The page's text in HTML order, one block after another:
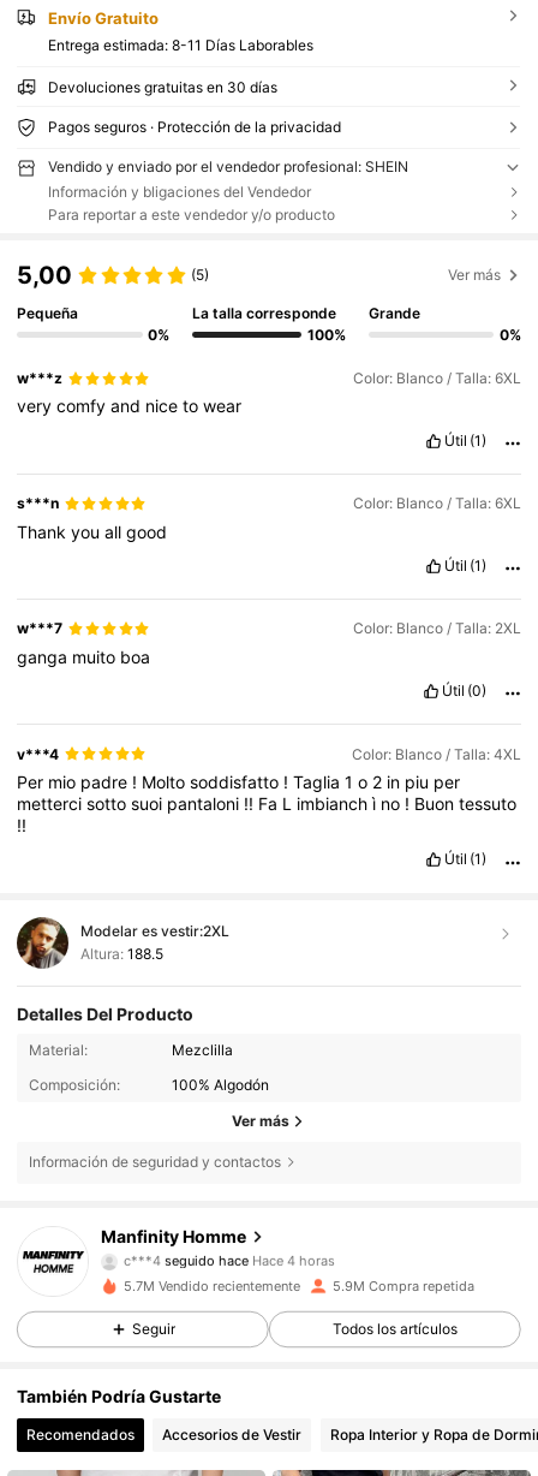
Envío Gratuito
Entrega estimada: 8-11 Días Laborables
Devoluciones gratuitas en 30 días
Pagos seguros · Protección de la privacidad
Vendido y enviado por el vendedor profesional: SHEIN
Información y bligaciones del Vendedor
Para reportar a este vendedor y/o producto
5,00 (5) Ver más
Pequeña
0%
La talla corresponde
100%
Grande
0%
w***z Color: Blanco / Talla: 6XL
verycomfyand nicetowear
Útil (1)
s***n Color: Blanco / Talla: 6XL
Thankyouallgood
Útil (1)
w***7 Color: Blanco / Talla: 2XL
ganga muito boa
Útil (0)
v***4 Color: Blanco / Talla: 4XL
Per mio padre ! Moltosoddisfatto !Taglia1o 2 in piu per
mettercisottosuoi pantaloni !! Fa L imbianchì no ! Buontessuto
!!
Útil (1)
Modelar es vestir:2XL
Altura: 188.5
Detalles Del Producto
Material:
Mezclilla
Composición:
100% Algodón
Ver más
Información de seguridad y contactos
Manfinity Homme
c***4 seguido hace Hace 4 horas
4,86
606K Seguidores
4,86
5.7M Vendido recientemente 5.9M Compra repetida
Seguir Todos los artículos
También Podría Gustarte
Recomendados Accesorios de Vestir Ropa Interior y Ropa de